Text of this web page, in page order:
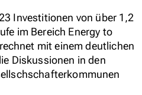
Investitionen von über 1,2
im Bereich Energy to
mit einem deutlichen
Diskussionen in den